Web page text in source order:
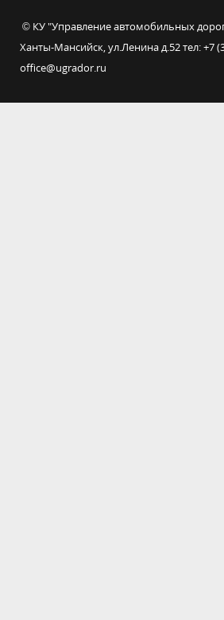
© КУ "Управление автомобильных
Ханты-Мансийск, ул.Ленина д.52 тел: +7
office@ugrador.ru